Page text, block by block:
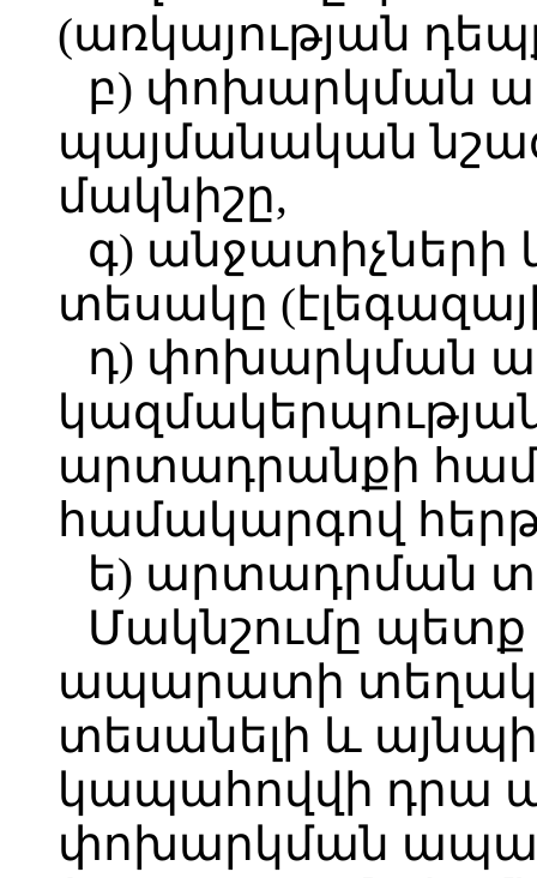
(առկայության
բ) փոխարկման
պայմանական
մակնիշը,
գ) անջատիչների
տեսակը
դ) փոխարկման
արտադրանքի
համակարգով
ե) արտադրման
Մակնշումը
ապարատի
տեսանելի և
կապահովվի դրա
փոխարկման